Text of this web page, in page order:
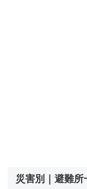
災害別｜避難所